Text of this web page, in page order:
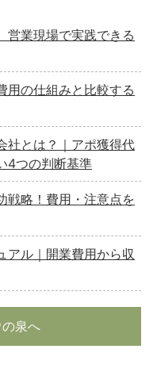
業現場で実践できる
用の仕組みと比較する
社とは？｜アポ獲得代
4つの判断基準
戦略！費用・注意点を
アル｜開業費用から収
泉へ